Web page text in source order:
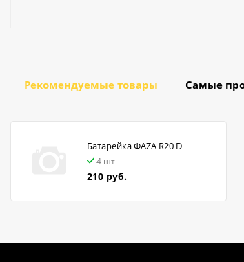
Рекомендуемые товары Самые
Батарейка ФАZA R20 D
4 шт
210 руб.